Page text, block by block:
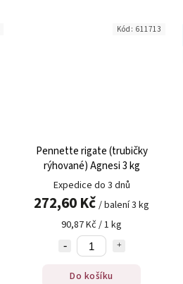
Pennette rigate (trubičky
rýhované) Agnesi 3 kg
Expedice do 3 dnů
272,60 Kč / balení 3 kg
90,87 Kč / 1 kg
Do košíku
Kód: 611713